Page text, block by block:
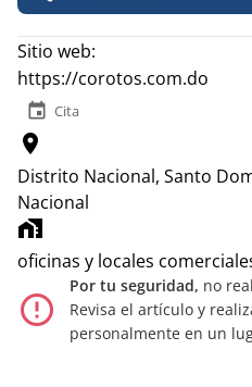
Sitio web:
https://corotos.com.do
event Cita
location_on
Distrito Nacional, Santo
Nacional
home_work
oficinas y locales
error_outline
Por tu seguridad, no
Revisa el artículo y
personalmente en un